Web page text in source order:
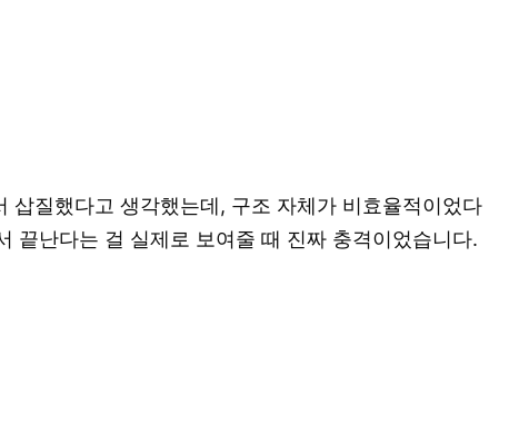
질했다고 생각했는데, 구조 자체가 비효율적이었다
난다는 걸 실제로 보여줄 때 진짜 충격이었습니다.